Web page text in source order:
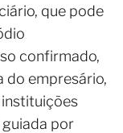
que pode
confirmado,
do empresário,
por